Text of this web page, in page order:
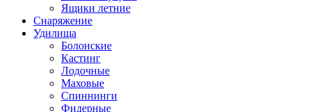
Ящики летние
Снаряжение
Удилища
Болонские
Кастинг
Лодочные
Маховые
Спиннинги
Фидерные